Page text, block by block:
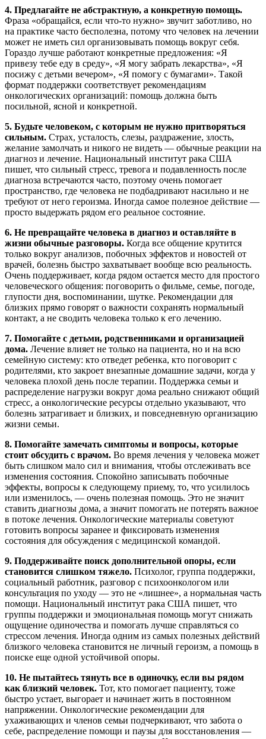
4. Предлагайте не абстрактную, а конкретную помощь.
Фраза «обращайся, если что-то нужно» звучит заботливо, но
на практике часто бесполезна, потому что человек на лечении
может не иметь сил организовывать помощь вокруг себя.
Гораздо лучше работают конкретные предложения: «Я
привезу тебе еду в среду», «Я могу забрать лекарства», «Я
посижу с детьми вечером», «Я помогу с бумагами». Такой
формат поддержки соответствует рекомендациям
онкологических организаций: помощь должна быть
посильной, ясной и конкретной.
5. Будьте человеком, с которым не нужно притворяться
сильным. Страх, усталость, слезы, раздражение, злость,
желание замолчать и никого не видеть — обычные реакции на
диагноз и лечение. Национальный институт рака США
пишет, что сильный стресс, тревога и подавленность после
диагноза встречаются часто, поэтому очень помогает
пространство, где человека не подбадривают насильно и не
требуют от него героизма. Иногда самое полезное действие —
просто выдержать рядом его реальное состояние.
6. Не превращайте человека в диагноз и оставляйте в
жизни обычные разговоры. Когда все общение крутится
только вокруг анализов, побочных эффектов и новостей от
врачей, болезнь быстро захватывает вообще всю реальность.
Очень поддерживает, когда рядом остается место для простого
человеческого общения: поговорить о фильме, семье, погоде,
глупости дня, воспоминании, шутке. Рекомендации для
близких прямо говорят о важности сохранять нормальный
контакт, а не сводить человека только к его лечению.
7. Помогайте с детьми, родственниками и организацией
дома. Лечение влияет не только на пациента, но и на всю
семейную систему: кто отведет ребенка, кто поговорит с
родителями, кто закроет внезапные домашние задачи, когда у
человека плохой день после терапии. Поддержка семьи и
распределение нагрузки вокруг дома реально снижают общий
стресс, а онкологические ресурсы отдельно указывают, что
болезнь затрагивает и близких, и повседневную организацию
жизни семьи.
8. Помогайте замечать симптомы и вопросы, которые
стоит обсудить с врачом. Во время лечения у человека может
быть слишком мало сил и внимания, чтобы отслеживать все
изменения состояния. Спокойно записывать побочные
эффекты, вопросы к следующему приему, то, что усилилось
или изменилось, — очень полезная помощь. Это не значит
ставить диагнозы дома, а значит помогать не потерять важное
в потоке лечения. Онкологические материалы советуют
готовить вопросы заранее и фиксировать изменения
состояния для обсуждения с медицинской командой.
9. Поддерживайте поиск дополнительной опоры, если
становится слишком тяжело. Психолог, группа поддержки,
социальный работник, разговор с психоонкологом или
консультация по уходу — это не «лишнее», а нормальная часть
помощи. Национальный институт рака США пишет, что
группы поддержки и эмоциональная помощь могут снижать
ощущение одиночества и помогать лучше справляться со
стрессом лечения. Иногда одним из самых полезных действий
близкого человека становится не личный героизм, а помощь в
поиске еще одной устойчивой опоры.
10. Не пытайтесь тянуть все в одиночку, если вы рядом
как близкий человек. Тот, кто помогает пациенту, тоже
быстро устает, выгорает и начинает жить в постоянном
напряжении. Онкологические рекомендации для
ухаживающих и членов семьи подчеркивают, что забота о
себе, распределение помощи и паузы для восстановления —